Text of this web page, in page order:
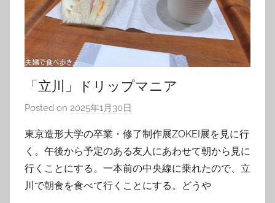
「立川」ドリップマニア
Posted on 2025年1月30日
T
o
m
東京造形大学の卒業・修了制作展ZOKEI展を見に行
く。午後から予定のある友人にあわせて朝から見に
行くことにする。一本前の中央線に乗れたので、立
川で朝食を食べて行くことにする。どうや